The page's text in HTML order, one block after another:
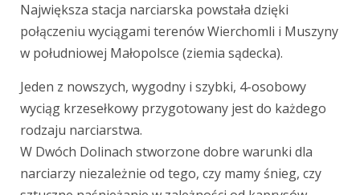
Największa stacja narciarska powstała dzięki
połączeniu wyciągami terenów Wierchomli i Muszyny
w południowej Małopolsce (ziemia sądecka).
Jeden z nowszych, wygodny i szybki, 4-osobowy
wyciąg krzesełkowy przygotowany jest do każdego
rodzaju narciarstwa.
W Dwóch Dolinach stworzone dobre warunki dla
narciarzy niezależnie od tego, czy mamy śnieg, czy